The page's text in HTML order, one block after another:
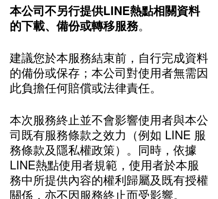
本公司不另行提供LINE熱點相關資料
的下載、備份或轉移服務。
建議您於本服務結束前，自行完成資料
的備份或保存；本公司對使用者無需因
此負擔任何賠償或法律責任。
本次服務終止並不會影響使用者與本公
司既有服務條款之效力（例如 LINE 服
務條款及隱私權政策）。同時，依據
LINE熱點使用者規範，使用者於本服
務中所提供內容的權利歸屬及既有授權
關係，亦不因服務終止而受影響。